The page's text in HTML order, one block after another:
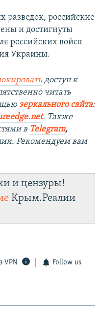
разведок, российские
и достигнуты
российских войск
Украины.
доступ к
читать
зеркального сайта:
. Также
в Telegram,
Рекомендуем вам
и цензуры!
Крым.Реалии
VPN Follow us